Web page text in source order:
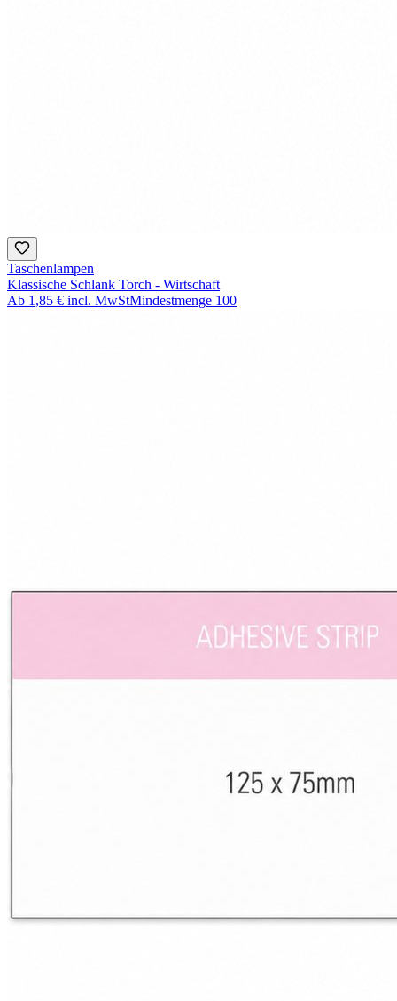
Taschenlampen
Klassische Schlank Torch - Wirtschaft
Ab 1,85 € incl. MwStMindestmenge 100